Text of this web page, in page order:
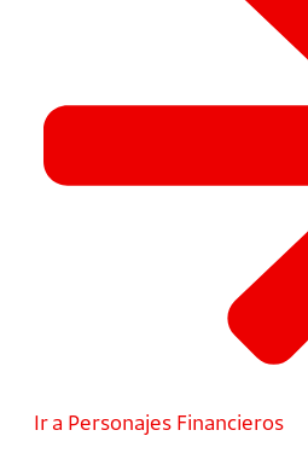
Ir a Personajes Financieros